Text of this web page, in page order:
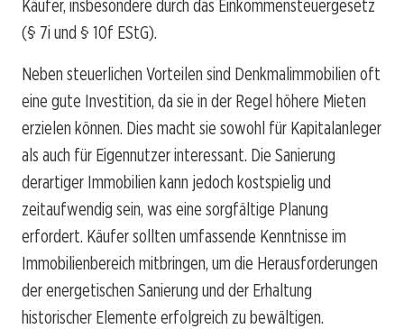
Käufer, insbesondere durch das Einkommensteuergesetz
(§ 7i und § 10f EStG).
Neben steuerlichen Vorteilen sind Denkmalimmobilien oft
eine gute Investition, da sie in der Regel höhere Mieten
erzielen können. Dies macht sie sowohl für Kapitalanleger
als auch für Eigennutzer interessant. Die Sanierung
derartiger Immobilien kann jedoch kostspielig und
zeitaufwendig sein, was eine sorgfältige Planung
erfordert. Käufer sollten umfassende Kenntnisse im
Immobilienbereich mitbringen, um die Herausforderungen
der energetischen Sanierung und der Erhaltung
historischer Elemente erfolgreich zu bewältigen.